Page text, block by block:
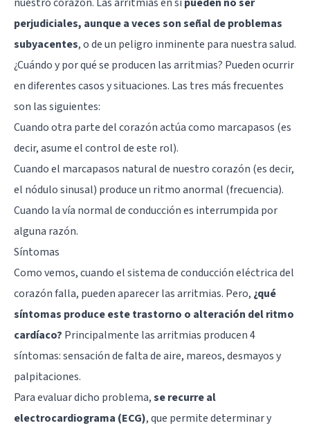
perjudiciales, aunque a veces son señal de problemas
subyacentes, o de un peligro inminente para nuestra salud.
¿Cuándo y por qué se producen las arritmias? Pueden ocurrir
en diferentes casos y situaciones. Las tres más frecuentes
son las siguientes:
Cuando otra parte del corazón actúa como marcapasos (es
decir, asume el control de este rol).
Cuando el marcapasos natural de nuestro corazón (es decir,
el nódulo sinusal) produce un ritmo anormal (frecuencia).
Cuando la vía normal de conducción es interrumpida por
alguna razón.
Síntomas
Como vemos, cuando el sistema de conducción eléctrica del
corazón falla, pueden aparecer las arritmias. Pero, ¿qué
síntomas produce este trastorno o alteración del ritmo
cardíaco? Principalmente las arritmias producen 4
síntomas: sensación de falta de aire, mareos, desmayos y
palpitaciones.
Para evaluar dicho problema,se recurre al
electrocardiograma (ECG), que permite determinar y